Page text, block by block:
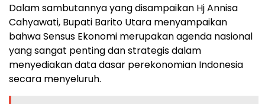
Dalam sambutannya yang disampaikan Hj Annisa
Cahyawati, Bupati Barito Utara menyampaikan
bahwa Sensus Ekonomi merupakan agenda nasional
yang sangat penting dan strategis dalam
menyediakan data dasar perekonomian Indonesia
secara menyeluruh.